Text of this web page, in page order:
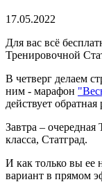
17.05.2022
Для вас всё
Тренировочной
В четверг делаем
ним - марафон
действует
Завтра – очередная
класса, Статград.
И как только вы ее
вариант в прямом